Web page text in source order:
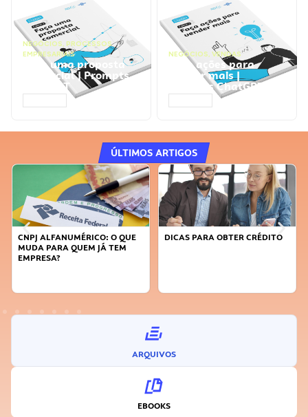
NEGÓCIOS, PROCESSOS
EMPRESARIAIS
Faça uma proposta
comercial | Prompts
ChatGPT
NEGÓCIOS, VENDAS
Faça ações para
vender mais |
Prompts ChatGPT
ÚLTIMOS ARTIGOS
CNPJ ALFANUMÉRICO: O QUE
MUDA PARA QUEM JÁ TEM
EMPRESA?
DICAS PARA OBTER CRÉDITO
ARQUIVOS
EBOOKS